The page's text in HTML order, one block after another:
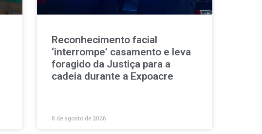
Reconhecimento facial
‘interrompe’ casamento e leva
foragido da Justiça para a
cadeia durante a Expoacre
8 de agosto de 2026